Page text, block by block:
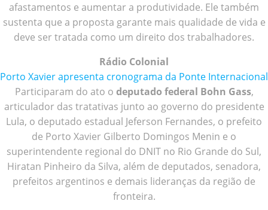
afastamentos e aumentar a produtividade. Ele também
sustenta que a proposta garante mais qualidade de vida e
deve ser tratada como um direito dos trabalhadores.
Rádio Colonial
Porto Xavier apresenta cronograma da Ponte Internacional
Participaram do ato o deputado federal Bohn Gass,
articulador das tratativas junto ao governo do presidente
Lula, o deputado estadual Jeferson Fernandes, o prefeito
de Porto Xavier Gilberto Domingos Menin e o
superintendente regional do DNIT no Rio Grande do Sul,
Hiratan Pinheiro da Silva, além de deputados, senadora,
prefeitos argentinos e demais lideranças da região de
fronteira.